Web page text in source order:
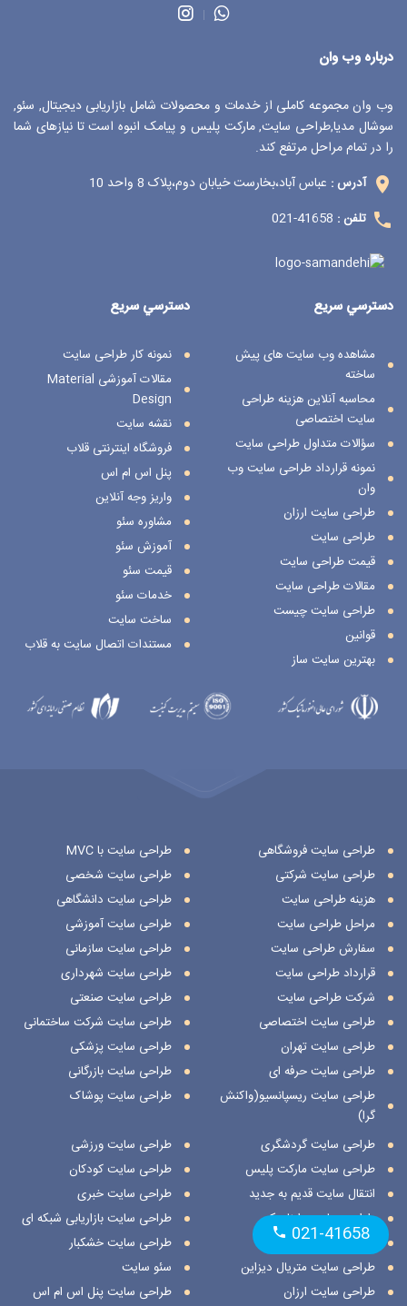
درباره وب وان
وب وان مجموعه کاملی از خدمات و محصولات شامل بازاریابی دیجیتال, سئو,
سوشال مدیا,طراحی سایت, مارکت پلیس و پیامک انبوه است تا نیازهای شما
را در تمام مراحل مرتفع کند.
آدرس : عباس آباد،بخارست خیابان دوم،پلاک 8 واحد 10
تلفن : 41658-021
دسترسي سريع
نمونه کار طراحی سایت
مقالات آموزشی Material
Design
نقشه سایت
فروشگاه اینترنتی قلاب
پنل اس ام اس
واریز وجه آنلاین
مشاوره سئو
آموزش سئو
قیمت سئو
خدمات سئو
ساخت سایت
مستندات اتصال سایت به قلاب
دسترسي سريع
مشاهده وب سایت های پیش
ساخته
محاسبه آنلاین هزینه طراحی
سایت اختصاصی
سؤالات متداول طراحی سایت
نمونه قرارداد طراحی سایت وب
وان
طراحی سایت ارزان
طراحی سایت
قیمت طراحی سایت
مقالات طراحی سایت
طراحی سایت چیست
قوانین
بهترین سایت ساز
طراحی سایت فروشگاهی
طراحی سایت شرکتی
هزینه طراحی سایت
مراحل طراحی سایت
سفارش طراحی سایت
قرارداد طراحی سایت
شرکت طراحی سایت
طراحی سایت اختصاصی
طراحی سایت تهران
طراحی سایت حرفه ای
طراحی سایت ریسپانسیو(واکنش
گرا)
طراحی سایت با MVC
طراحی سایت شخصی
طراحی سایت دانشگاهی
طراحی سایت آموزشی
طراحی سایت سازمانی
طراحی سایت شهرداری
طراحی سایت صنعتی
طراحی سایت شرکت ساختمانی
طراحی سایت پزشکی
طراحی سایت بازرگانی
طراحی سایت پوشاک
طراحی سایت گردشگری
طراحی سایت مارکت پلیس
انتقال سایت قدیم به جدید
طراحی سایت داینامیک
طراحی سایت استاتیک
طراحی سایت متریال دیزاین
طراحی سایت ارزان
طراحی سایت ورزشی
طراحی سایت کودکان
طراحی سایت خبری
طراحی سایت بازاریابی شبکه ای
طراحی سایت خشکبار
سئو سایت
طراحی سایت پنل اس ام اس
021-41658